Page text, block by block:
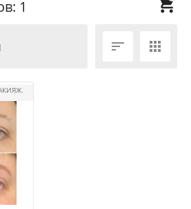

1
 